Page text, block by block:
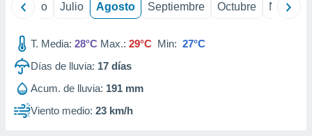
1199
Junio Julio Agosto Septiembre Octubre
T. Media: 28°C Max.: 29°C Min: 27°C
Días de lluvia: 17 días
Acum. de lluvia: 191 mm
Viento medio: 23 km/h